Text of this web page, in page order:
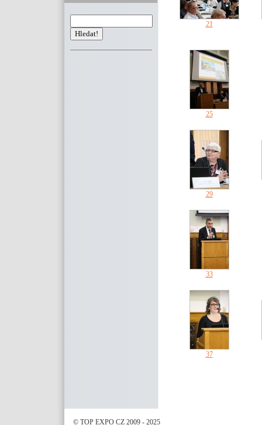
21
25
29
33
37
© TOP EXPO CZ 2009 - 2025